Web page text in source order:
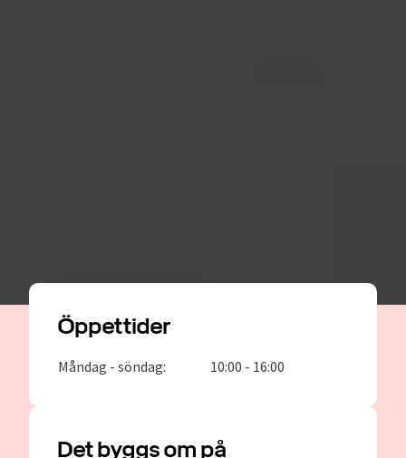
Öppettider
Måndag - söndag: 10:00 - 16:00
Det byggs om på